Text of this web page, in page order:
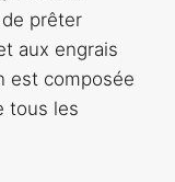
prêter
aux engrais
est composée
tous les